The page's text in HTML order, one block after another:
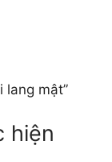
lang mật”
hiện